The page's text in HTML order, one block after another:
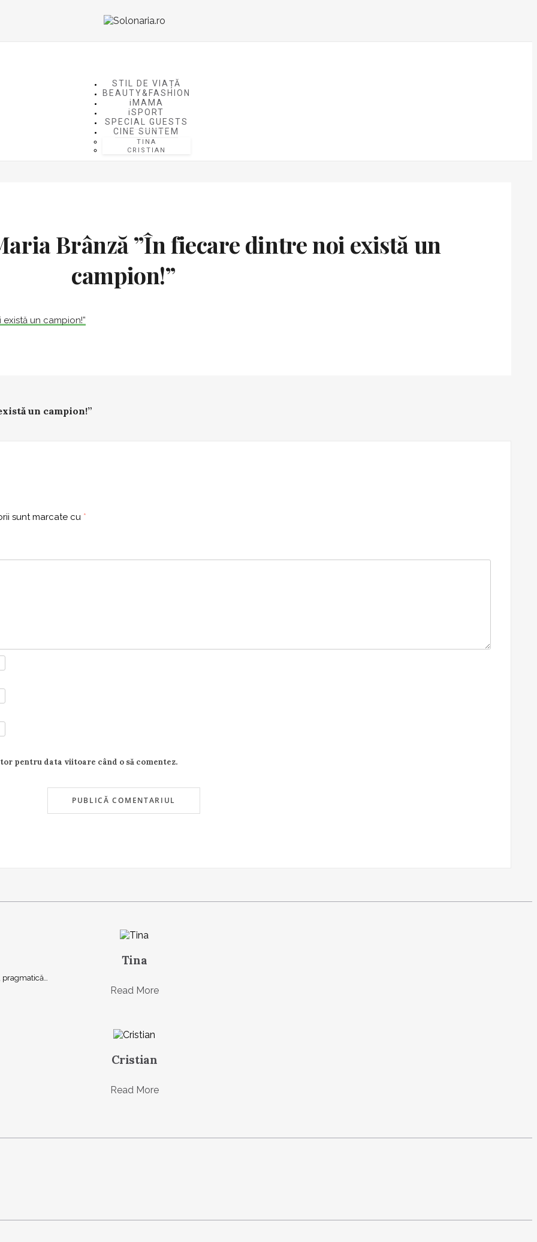
STIL DE VIAȚĂ
BEAUTY&FASHION
iMAMA
iSPORT
SPECIAL GUESTS
CINE SUNTEM
TINA
CRISTIAN
Brânză ”În fiecare dintre noi există un
campion!”
un campion!”
sunt marcate cu *
pentru data viitoare când o să comentez.
Tina
Read More
Cristian
Read More